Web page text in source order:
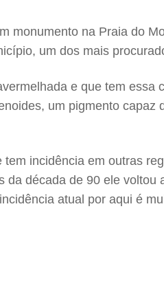
monumento na Praia do
um dos mais
e que tem
um pigmento
incidência em outras
década de 90 ele
atual por aqui é